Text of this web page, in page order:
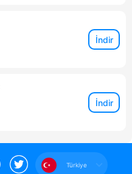
İndir
İndir
Türkiye